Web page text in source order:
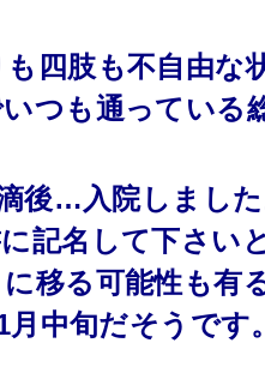
四肢も不自由な
つも通っている
後…入院しまし
記名して下さい
移る可能性も有
中旬だそうです。